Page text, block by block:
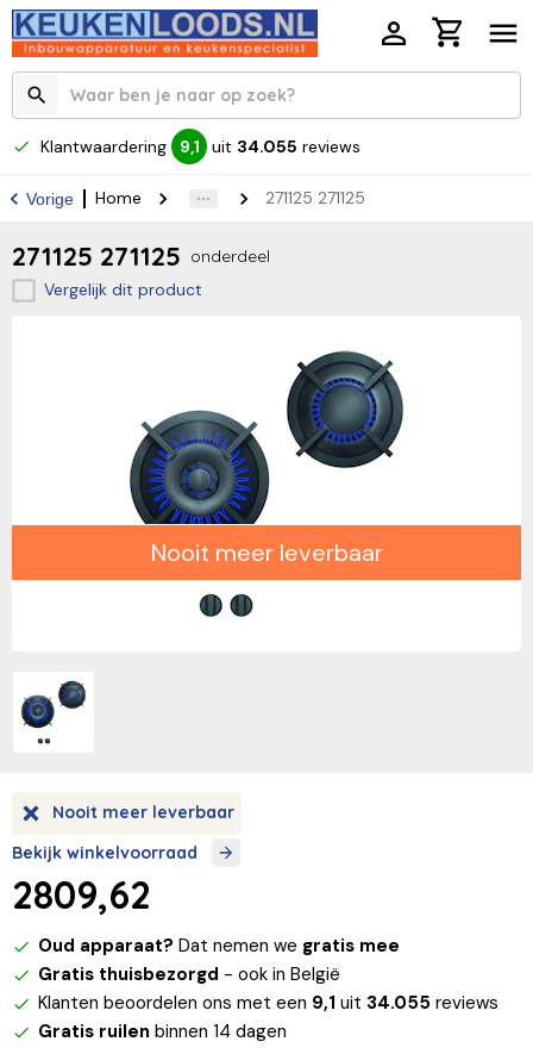
Klantwaardering 9,1 uit 34.055 reviews
Vorige Home 271125 271125
271125 271125 onderdeel
Vergelijk dit product
Nooit meer leverbaar
Nooit meer leverbaar
Bekijk winkelvoorraad
2809,62
Oud apparaat? Dat nemen we gratis mee
Gratis thuisbezorgd - ook in België
Klanten beoordelen ons met een 9,1 uit 34.055 reviews
Gratis ruilen binnen 14 dagen